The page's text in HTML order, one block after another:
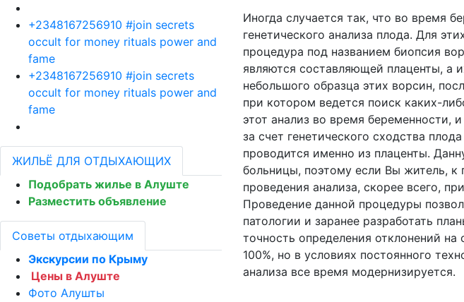
Иногда случается так, что во время
генетического анализа плода. Для
процедура под названием биопсия
являются составляющей плаценты, а
небольшого образца этих ворсин,
при котором ведется поиск каких-
этот анализ во время беременности,
за счет генетического сходства
проводится именно из плаценты.
больницы, поэтому если Вы житель, к
проведения анализа, скорее всего,
Проведение данной процедуры
патологии и заранее разработать
точность определения отклонений
100%, но в условиях постоянного
анализа все время модернизируется.
+2348167256910 #join secrets
occult for money rituals power and
fame
+2348167256910 #join secrets
occult for money rituals power and
fame
ЖИЛЬЁ ДЛЯ ОТДЫХАЮЩИХ
Подобрать жилье в Алуште
Разместить объявление
Советы отдыхающим
Экскурсии по Крыму
Цены в Алуште
Фото Алушты